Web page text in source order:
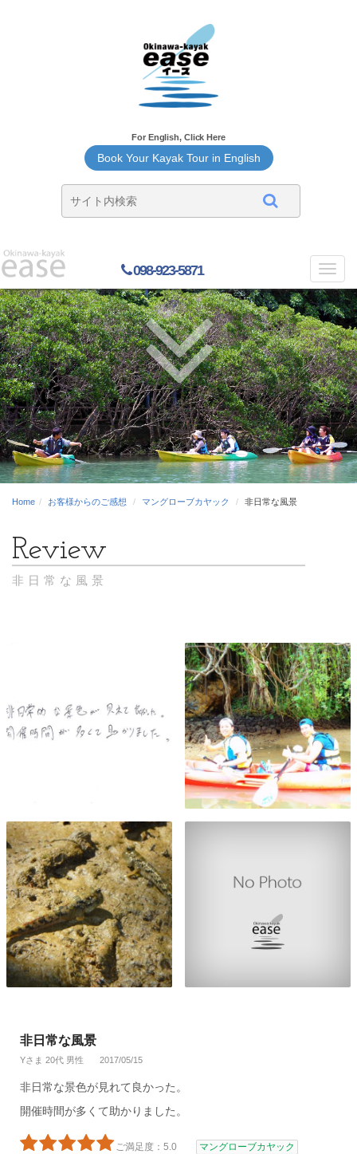
For English, Click Here
Book Your Kayak Tour in English
098-923-5871
Home お客様からのご感想 マングローブカヤック 非日常な風景
非日常な風景
非日常な風景
Yさま 20代 男性 2017/05/15
非日常な景色が見れて良かった。
開催時間が多くて助かりました。
ご満足度：5.0
マングローブカヤック